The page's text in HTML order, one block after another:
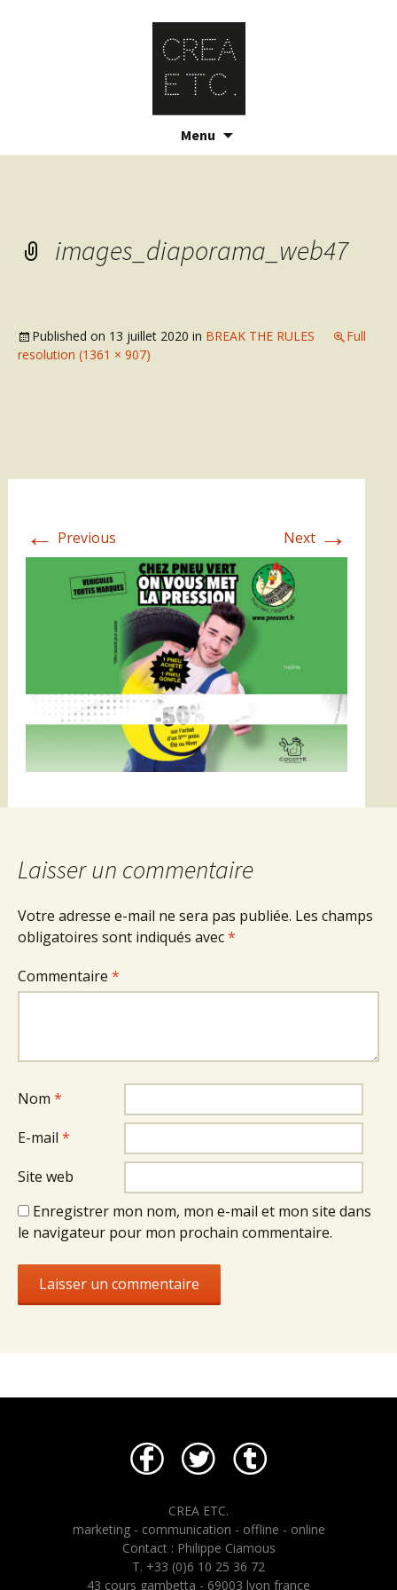
Menu
images_diaporama_web47
Published on 13 juillet 2020 in BREAK THE RULES
Full
resolution (1361 × 907)
← Previous Next →
Laisser un commentaire
Votre adresse e-mail ne sera pas publiée. Les champs
obligatoires sont indiqués avec*
Commentaire *
Nom *
E-mail *
Site web
Enregistrer mon nom, mon e-mail et mon site dans
le navigateur pour mon prochain commentaire.
CREA ETC.
marketing - communication - offline - online
Contact : Philippe Ciamous
T. +33 (0)6 10 25 36 72
43 cours gambetta - 69003 lyon france